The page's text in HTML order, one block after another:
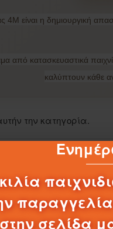
σελίδα
4Μ είναι η δημιουργική
από κατασκευαστικά
καλύπτουν κάθε
την κατηγορία.